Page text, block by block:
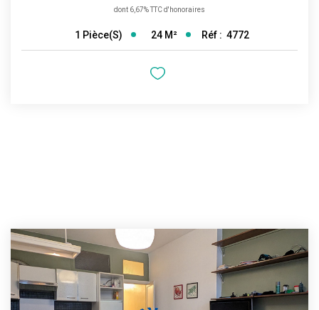
dont 6,67% TTC d'honoraires
1 Pièce(s) 24 M² Réf : 4772